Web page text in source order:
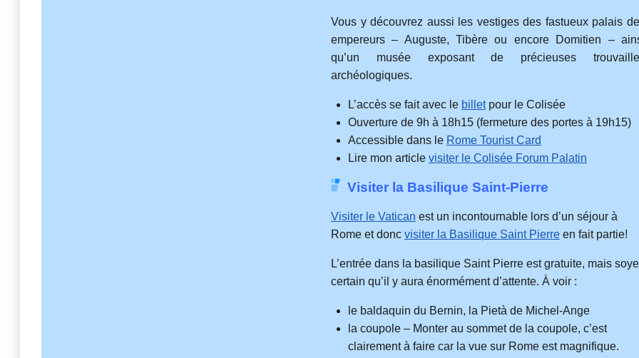
Vous y découvrez aussi les vestiges des fastueux palais
empereurs – Auguste, Tibère ou encore Domitien –
qu’un musée exposant de précieuses
archéologiques.
L’accès se fait avec le billetpour le Colisée
Ouverture de 9h à 18h15 (fermeture des portes à 19h15)
Accessible dans le Rome Tourist Card
Lire mon article visiter le Colisée Forum Palatin
Visiter la Basilique Saint-Pierre
Visiter le Vatican est un incontournable lors d’un séjour à
Rome et donc visiter la Basilique Saint Pierreen fait partie!
L’entrée dans la basilique Saint Pierre est gratuite, mais
certain qu’il y aura énormément d’attente. À voir :
le baldaquin du Bernin, la Pietà de Michel-Ange
la coupole – Monter au sommet de la coupole, c’est
clairement à faire car la vue sur Rome est magnifique.